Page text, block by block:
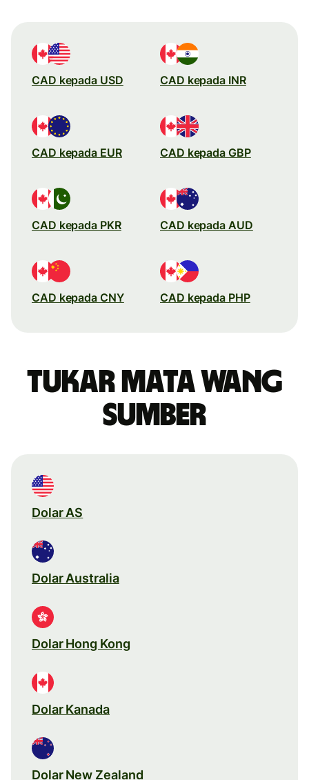
CAD kepada USD CAD kepada INR
CAD kepada EUR CAD kepada GBP
CAD kepada PKR CAD kepada AUD
CAD kepada CNY CAD kepada PHP
Tukar mata wang
sumber
Dolar AS
Dolar Australia
Dolar Hong Kong
Dolar Kanada
Dolar New Zealand